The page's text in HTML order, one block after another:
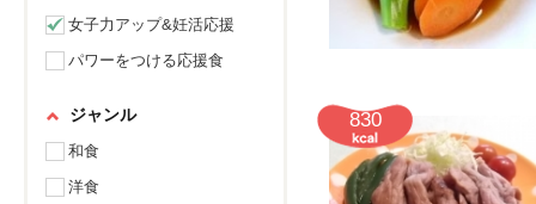
830
女子力アップ&妊活応援
パワーをつける応援食
ジャンル
和食
洋食